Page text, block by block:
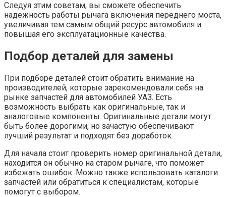
Следуя этим советам, вы сможете обеспечить
надежность работы рычага включения переднего моста,
увеличивая тем самым общий ресурс автомобиля и
повышая его эксплуатационные качества.
Подбор деталей для замены
При подборе деталей стоит обратить внимание на
производителей, которые зарекомендовали себя на
рынке запчастей для автомобилей УАЗ. Есть
возможность выбрать как оригинальные, так и
аналоговые компоненты. Оригинальные детали могут
быть более дорогими, но зачастую обеспечивают
лучший результат и подходят без доработок.
Для начала стоит проверить номер оригинальной детали,
находится он обычно на старом рычаге, что поможет
избежать ошибок. Можно также использовать каталоги
запчастей или обратиться к специалистам, которые
помогут с выбором.